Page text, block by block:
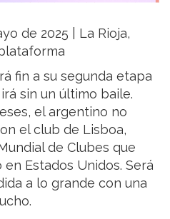
de 2025 | La Rioja,
fin a su segunda etapa
sin un último baile.
el argentino no
el club de Lisboa,
de Clubes que
Estados Unidos. Será
a lo grande con una